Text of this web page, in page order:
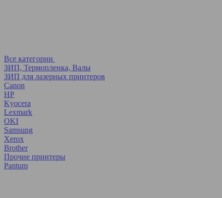
Все категории
ЗИП, Термопленка, Валы
ЗИП для лазерных принтеров
Canon
HP
Kyocera
Lexmark
OKI
Samsung
Xerox
Brother
Прочие принтеры
Pantum